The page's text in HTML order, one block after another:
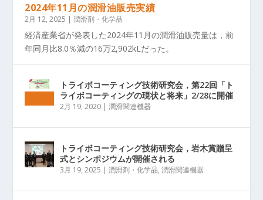
2024年11月の潤滑油販売実績
2月 12, 2025 |潤滑剤・化学品
経済産業省が発表した2024年11月の潤滑油販売量は，前
年同月比8.0％減の16万2,902kLだった。
トライボコーティング技術研究会，第22回「ト
ライボコーティングの現状と将来」2/28に開催
2月 19, 2020 |潤滑関連機器
トライボコーティング技術研究会，岩木賞贈呈
式とシンポジウムが開催される
3月 19, 2025 |潤滑剤・化学品,潤滑関連機器